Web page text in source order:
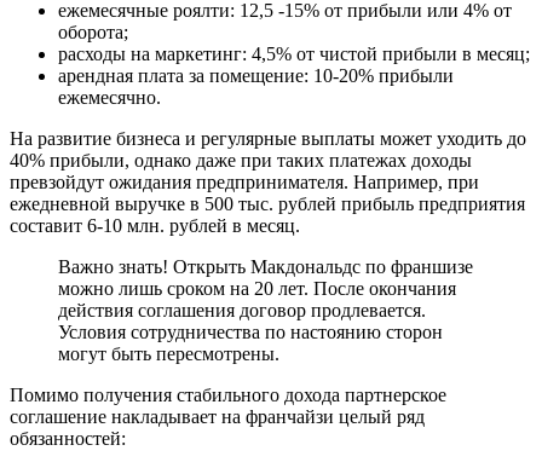
ежемесячные роялти: 12,5 -15% от прибыли или 4% от
оборота;
расходы на маркетинг: 4,5% от чистой прибыли в месяц;
арендная плата за помещение: 10-20% прибыли
ежемесячно.
На развитие бизнеса и регулярные выплаты может уходить до
40% прибыли, однако даже при таких платежах доходы
превзойдут ожидания предпринимателя. Например, при
ежедневной выручке в 500 тыс. рублей прибыль предприятия
составит 6-10 млн. рублей в месяц.
Важно знать! Открыть Макдональдс по франшизе
можно лишь сроком на 20 лет. После окончания
действия соглашения договор продлевается.
Условия сотрудничества по настоянию сторон
могут быть пересмотрены.
Помимо получения стабильного дохода партнерское
соглашение накладывает на франчайзи целый ряд
обязанностей: